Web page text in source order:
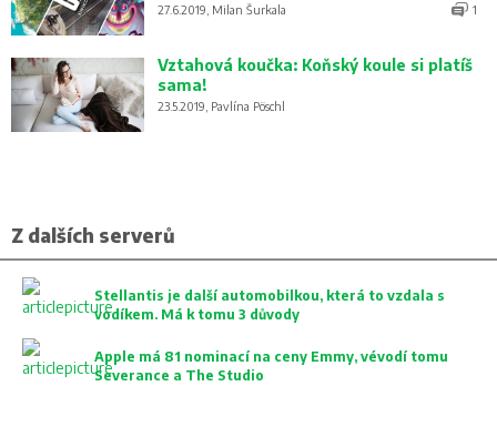
27.6.2019, Milan Šurkala 1
Vztahová koučka: Koňský koule si platíš
sama!
23.5.2019, Pavlína Pöschl
Z dalších serverů
Stellantis je další automobilkou, která to vzdala s
vodíkem. Má k tomu 3 důvody
Apple má 81 nominací na ceny Emmy, vévodí tomu
Severance a The Studio